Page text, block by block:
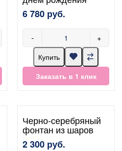
6 780 руб.
- +
Купить
Заказать в 1 клик
Черно-серебряный
фонтан из шаров
2 300 руб.